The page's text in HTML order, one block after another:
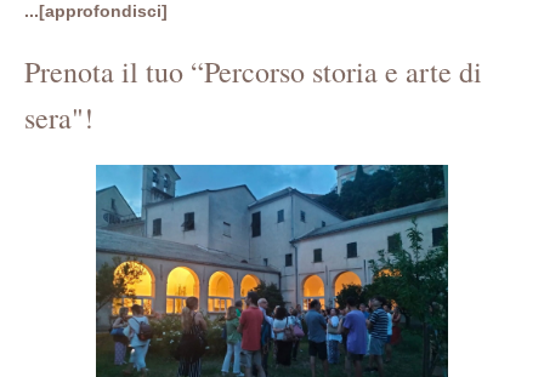
...[approfondisci]
Prenota il tuo “Percorso storia e arte di
sera"!